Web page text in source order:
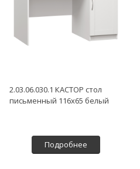
2.03.06.030.1 КАСТОР стол
письменный 116х65 белый
Подробнее